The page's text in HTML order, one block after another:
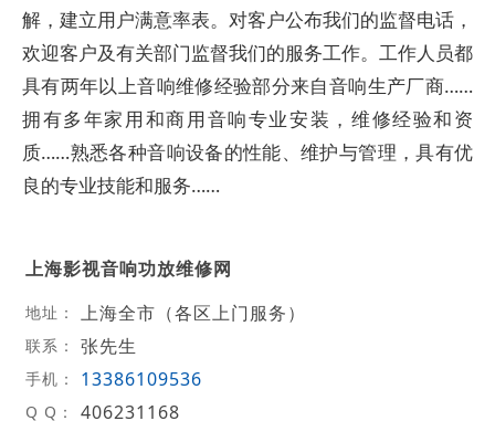
解，建立用户满意率表。对客户公布我们的监督电话，
欢迎客户及有关部门监督我们的服务工作。工作人员都
具有两年以上音响维修经验部分来自音响生产厂商……
拥有多年家用和商用音响专业安装，维修经验和资
质……熟悉各种音响设备的性能、维护与管理，具有优
良的专业技能和服务……
上海影视音响功放维修网
地址： 上海全市（各区上门服务）
联系： 张先生
手机： 13386109536
Q Q： 406231168